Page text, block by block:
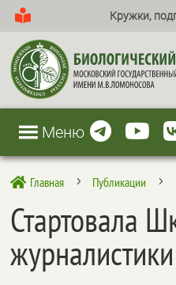
Кружки,
Меню
 Главная 5 Публикации 5
Стартовала
журналистики